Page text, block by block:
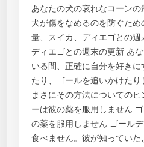
あなたの犬の哀れなコーン
犬が傷をなめるのを防ぐた
量、スイカ、ディエゴとの週
ディエゴとの週末の更新 あ
いる間、正確に自分を好き
たり、ゴールを追いかけたり
まさにその方法についての
ーは彼の薬を服用しません
の薬を服用しません ゴール
食べません。彼が知っていた